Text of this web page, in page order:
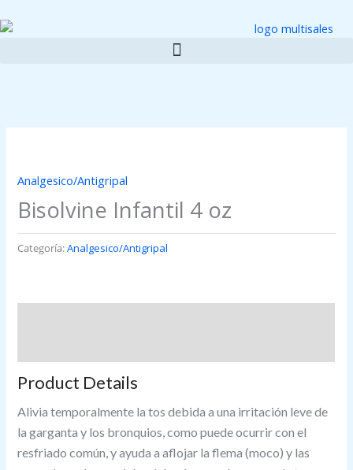
al
Analgesico/Antigripal
Bisolvine Infantil 4 oz
Categoría:Analgesico/Antigripal
Product Details
Alivia temporalmente la tos debida a una irritación leve de
la garganta y los bronquios, como puede ocurrir con el
resfriado común, y ayuda a aflojar la flema (moco) y las